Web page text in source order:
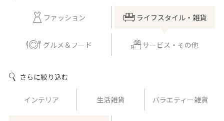
ファッション ライフスタイル・雑貨
グルメ＆フード サービス・その他
さらに絞り込む
インテリア 生活雑貨 バラエティー雑貨